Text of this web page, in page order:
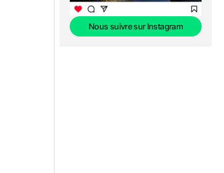
Nous suivre sur Instagram